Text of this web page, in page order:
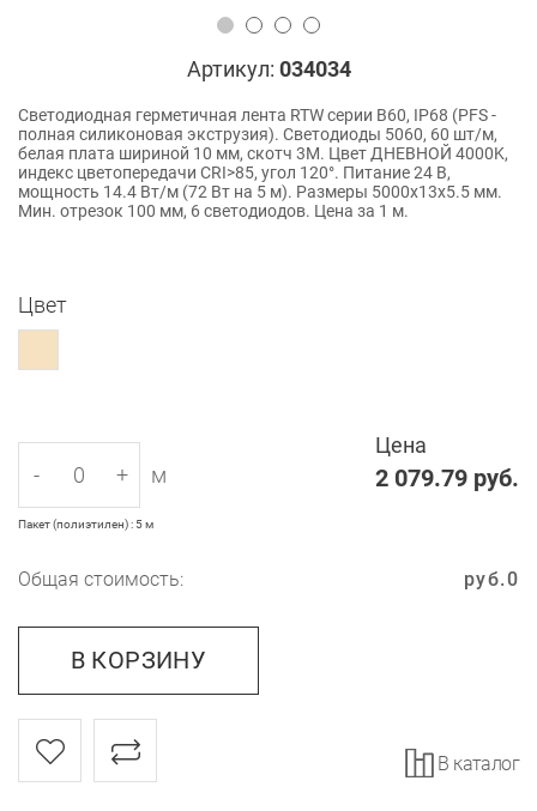
Артикул: 034034
Светодиодная герметичная лента RTW серии B60, IP68 (PFS -
полная силиконовая экструзия). Светодиоды 5060, 60 шт/м,
белая плата шириной 10 мм, скотч 3M. Цвет ДНЕВНОЙ 4000K,
индекс цветопередачи CRI>85, угол 120°. Питание 24 В,
мощность 14.4 Вт/м (72 Вт на 5 м). Размеры 5000x13x5.5 мм.
Мин. отрезок 100 мм, 6 светодиодов. Цена за 1 м.
Цвет
Цена
2 079.79 руб.
- + м
Пакет (полиэтилен) : 5 м
Общая стоимость: 0
руб.
В КОРЗИНУ
В каталог